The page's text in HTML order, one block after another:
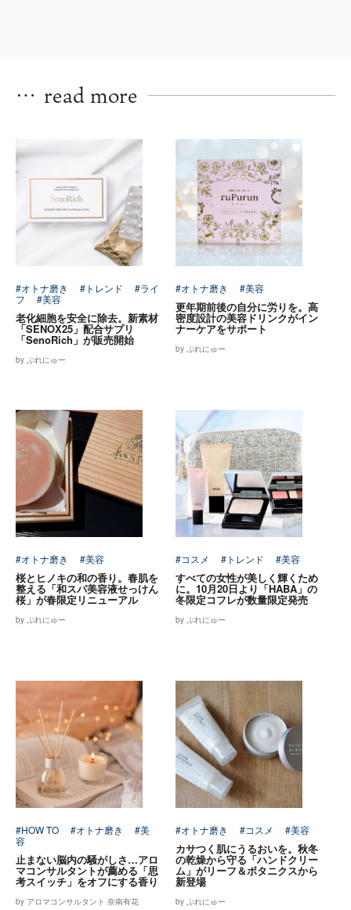
… read more
#オトナ磨き #トレンド
#ライ
フ
#美容
老化細胞を安全に除去。新素材
「SENOX25」配合サプリ
「SenoRich」が販売開始
by ぷれにゅー
#オトナ磨き #美容
更年期前後の自分に労りを。高
密度設計の美容ドリンクがイン
ナーケアをサポート
by ぷれにゅー
#オトナ磨き #美容
桜とヒノキの和の香り。春肌を
整える「和スパ美容液せっけん
桜」が春限定リニューアル
by ぷれにゅー
#コスメ #トレンド #美容
すべての女性が美しく輝くため
に。10月20日より「HABA」の
冬限定コフレが数量限定発売
by ぷれにゅー
#HOW TO #オトナ磨き
#美
容
止まない脳内の騒がしさ…アロ
マコンサルタントが薦める「思
考スイッチ」をオフにする香り
by アロマコンサルタント 奈南有花
#オトナ磨き #コスメ #美容
カサつく肌にうるおいを。秋冬
の乾燥から守る「ハンドクリー
ム」がリーフ＆ボタニクスから
新登場
by ぷれにゅー